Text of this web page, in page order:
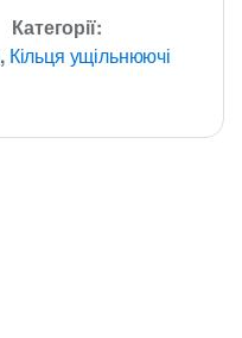
Категорії:
, Кільця ущільнюючі